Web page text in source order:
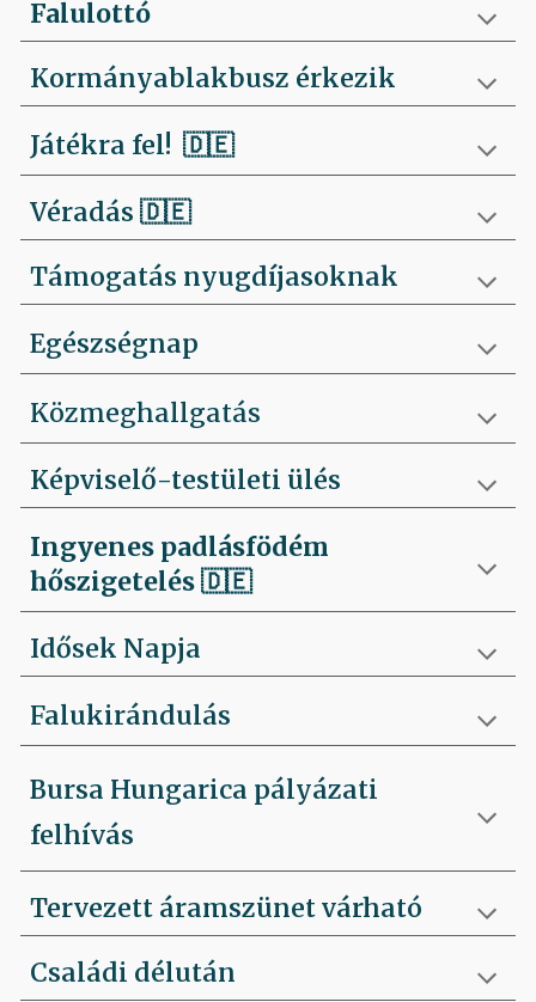
Falulottó
Kormányablakbusz érkezik
Játékra fel!🇩🇪
Véradás🇩🇪
Támogatás nyugdíjasoknak
Egészségnap
Közmeghallgatás
Képviselő-testületi ülés
Ingyenes padlásfödém
hőszigetelés🇩🇪
Idősek Napja
Falukirándulás
Bursa Hungarica pályázati
felhívás
Tervezett áramszünet várható
Családi délután